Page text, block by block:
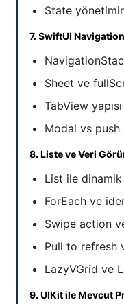
State
7. SwiftUI Navigation
Sheet ve
TabView yapısı
Modal vs push
8. Liste ve Veri
List ile
ForEach ve
Swipe action
Pull to refresh
LazyVGrid ve
9. UIKit ile Mevcut